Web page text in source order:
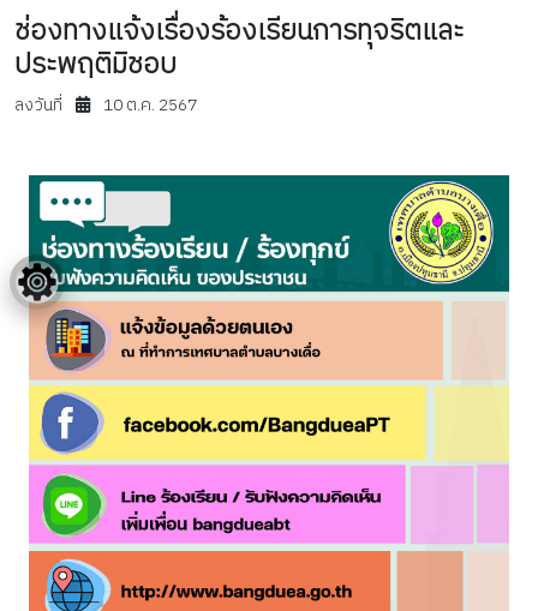
ช่องทางแจ้งเรื่องร้องเรียนการทุจริตและ
ประพฤติมิชอบ
ลงวันที่ 10 ต.ค. 2567